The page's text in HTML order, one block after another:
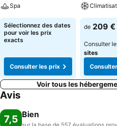
Spa
Sélectionnez des dates
pour voir les prix
exacts
Consulter les prix
de 209 €
Consulter
sites
Voir tous les
Avis
7,5 Bien